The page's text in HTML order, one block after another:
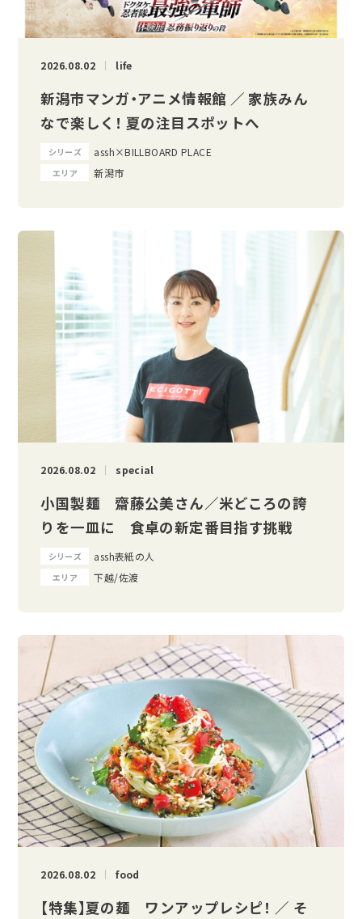
2026.08.02 life
新潟市マンガ・アニメ情報館 ／ 家族みん
なで楽しく！ 夏の注目スポットへ
シリーズ assh×BILLBOARD PLACE
エリア 新潟市
2026.08.02 special
小国製麺 齋藤公美さん／米どころの誇
りを一皿に 食卓の新定番目指す挑戦
シリーズ assh表紙の人
エリア 下越/佐渡
2026.08.02 food
【特集】夏の麺 ワンアップレシピ！ ／ そ